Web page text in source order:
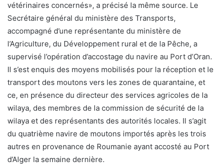
vétérinaires concernés», a précisé la même source. Le
Secrétaire général du ministère des Transports,
accompagné d’une représentante du ministère de
l’Agriculture, du Développement rural et de la Pêche, a
supervisé l’opération d’accostage du navire au Port d’Oran.
Il s’est enquis des moyens mobilisés pour la réception et le
transport des moutons vers les zones de quarantaine, et
ce, en présence du directeur des services agricoles de la
wilaya, des membres de la commission de sécurité de la
wilaya et des représentants des autorités locales. Il s’agit
du quatrième navire de moutons importés après les trois
autres en provenance de Roumanie ayant accosté au Port
d’Alger la semaine dernière.